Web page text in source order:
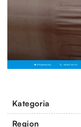
Kategoria
Region